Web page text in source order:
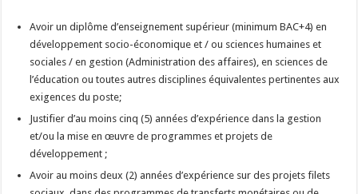
Avoir un diplôme d’enseignement supérieur (minimum BAC+4) en
développement socio-économique et / ou sciences humaines et
sociales / en gestion (Administration des affaires), en sciences de
l’éducation ou toutes autres disciplines équivalentes pertinentes aux
exigences du poste;
Justifier d’au moins cinq (5) années d’expérience dans la gestion
et/ou la mise en œuvre de programmes et projets de
développement ;
Avoir au moins deux (2) années d’expérience sur des projets filets